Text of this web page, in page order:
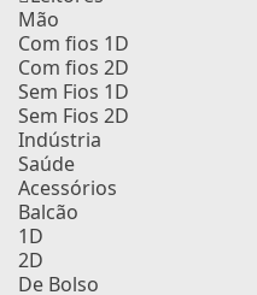
Mão
Com fios 1D
Com fios 2D
Sem Fios 1D
Sem Fios 2D
Indústria
Saúde
Acessórios
Balcão
1D
2D
De Bolso